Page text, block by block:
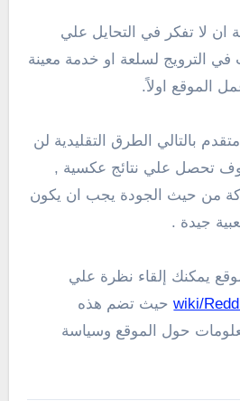
ان لا تفكر في التحايل علي
في الترويج لسلعة او خدمة معينة
الموقع اولاً.
بالتالي الطرق التقليدية لن
تحصل علي نتائج عكسية ,
من حيث الجودة يجب ان يكون
جيدة .
يمكنك إلقاء نظرة علي
wiki/حيث تضم هذه
حول الموقع وسياسة